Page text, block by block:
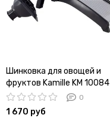
Шинковка для овощей и
фруктов Kamille KM 10084
платформа из металла
0
1 670 руб